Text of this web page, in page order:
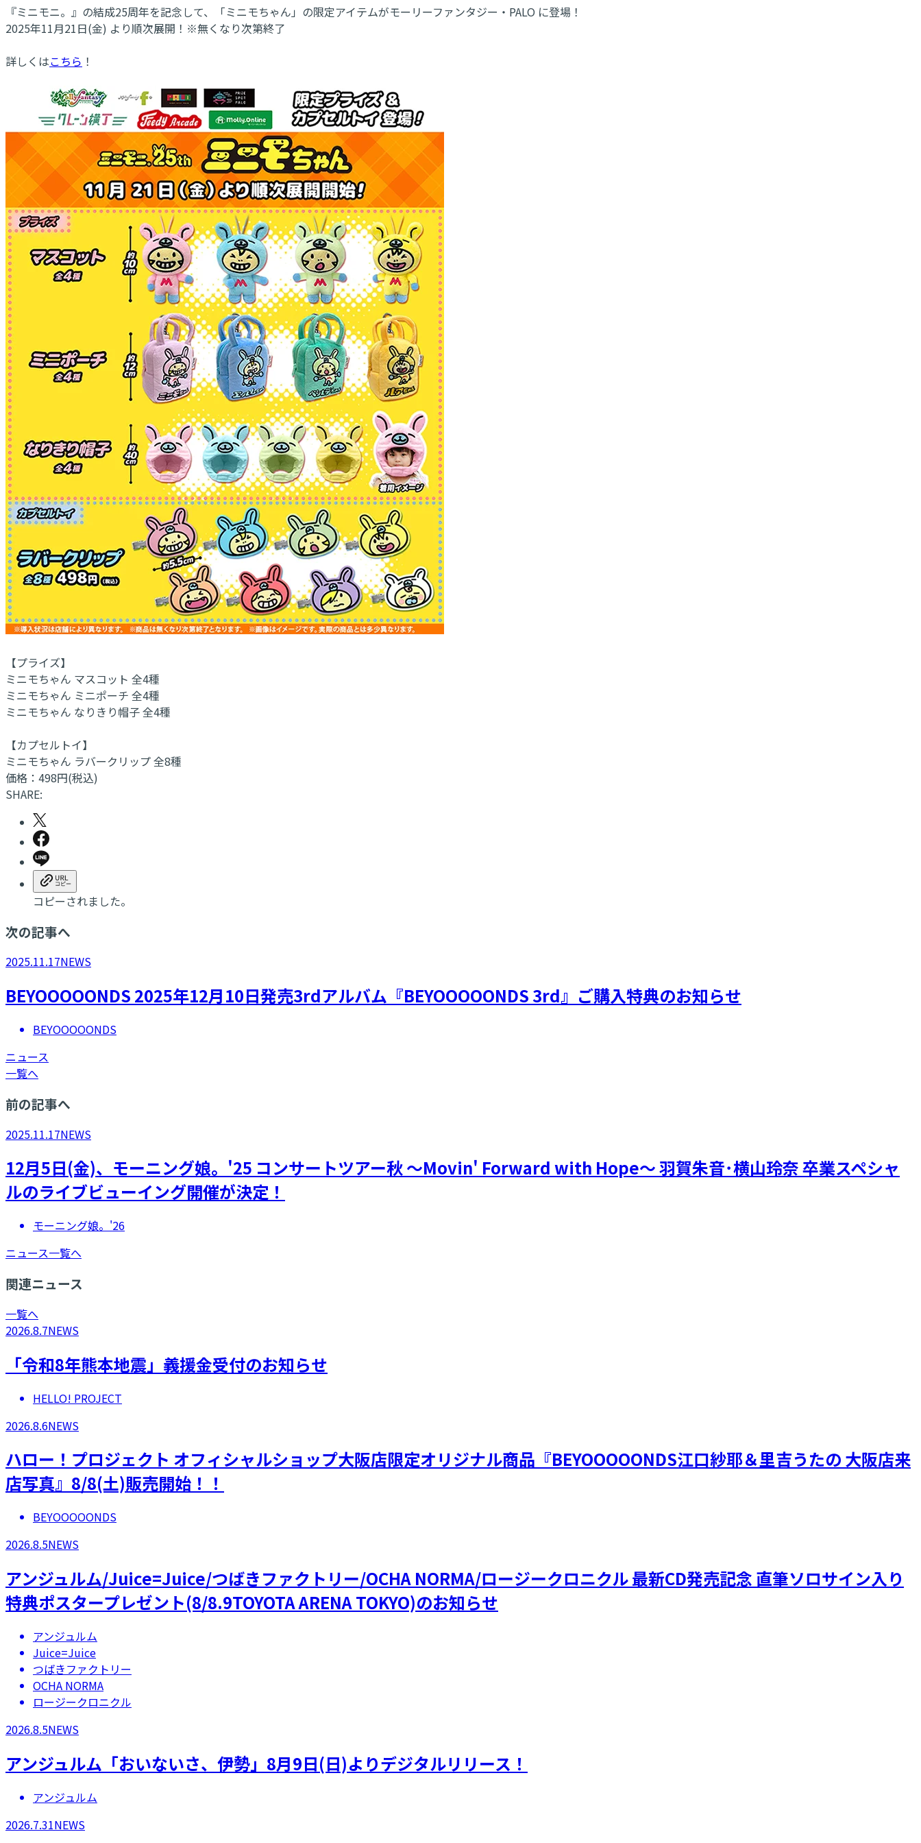
『ミニモニ。』の結成25周年を記念して、「ミニモちゃん」の限定アイテムがモーリーファンタジー・PALO に登場！
2025年11月21日(金) より順次展開！※無くなり次第終了
詳しくはこちら ！
【プライズ】
ミニモちゃん マスコット 全4種
ミニモちゃん ミニポーチ 全4種
ミニモちゃん なりきり帽子 全4種
【カプセルトイ】
ミニモちゃん ラバークリップ 全8種
価格：498円(税込)
SHARE:
コピーされました。
次の記事へ
2025.11.17NEWS
BEYOOOOONDS 2025年12月10日発売3rdアルバム『BEYOOOOONDS 3rd』ご購入特典のお知らせ
BEYOOOOONDS
ニュース
一覧へ
前の記事へ
2025.11.17NEWS
12月5日(金)、モーニング娘。'25 コンサートツアー秋 ～Movin' Forward with Hope～ 羽賀朱音･横山玲奈 卒業スペシャ
ルのライブビューイング開催が決定！
モーニング娘。'26
ニュース一覧へ
関連ニュース
一覧へ
2026.8.7NEWS
「令和8年熊本地震」義援金受付のお知らせ
HELLO! PROJECT
2026.8.6NEWS
ハロー！プロジェクト オフィシャルショップ大阪店限定オリジナル商品『BEYOOOOONDS江口紗耶＆里吉うたの 大阪店来
店写真』8/8(土)販売開始！！
BEYOOOOONDS
2026.8.5NEWS
アンジュルム/Juice=Juice/つばきファクトリー/OCHA NORMA/ロージークロニクル 最新CD発売記念 直筆ソロサイン入り
特典ポスタープレゼント(8/8.9TOYOTA ARENA TOKYO)のお知らせ
アンジュルム
Juice=Juice
つばきファクトリー
OCHA NORMA
ロージークロニクル
2026.8.5NEWS
アンジュルム「おいないさ、伊勢」8月9日(日)よりデジタルリリース！
アンジュルム
2026.7.31NEWS